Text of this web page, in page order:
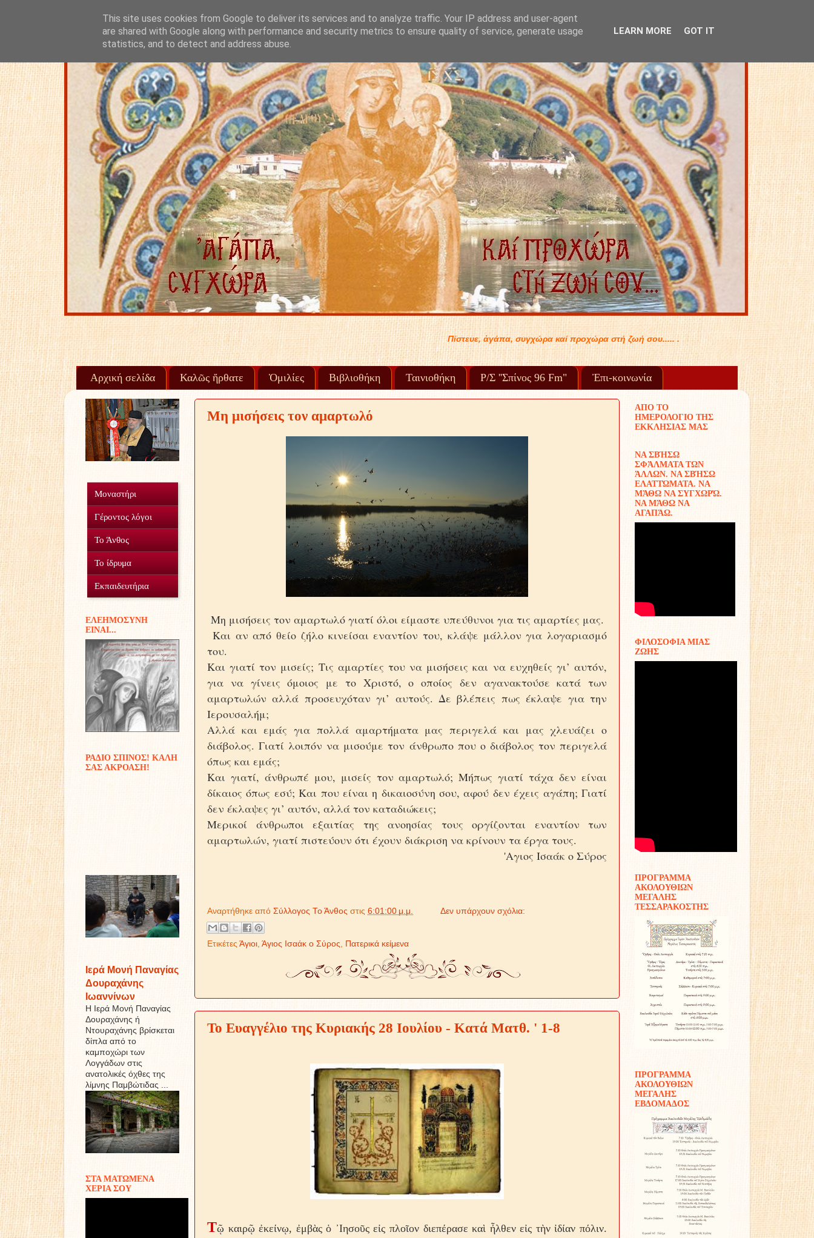
Πίστευε, ἀγάπα, συγχώρα καί προχώρα στή ζωή σου..... .
Αρχική σελίδα Καλῶς ἤρθατε Ὁμιλίες Βιβλιοθήκη Ταινιοθήκη Ρ/Σ ''Σπίνος 96 Fm" Ἐπι-κοινωνία
Μη μισήσεις τον αμαρτωλό
Μη μισήσεις τον αμαρτωλό γιατί όλοι είμαστε υπεύθυνοι για τις αμαρτίες μας.
Και αν από θείο ζήλο κινείσαι εναντίον του, κλάψε μάλλον για λογαριασμό
του.
Και γιατί τον μισείς; Τις αμαρτίες του να μισήσεις και να ευχηθείς γι’ αυτόν,
για να γίνεις όμοιος με το Χριστό, ο οποίος δεν αγανακτούσε κατά των
αμαρτωλών αλλά προσευχόταν γι’ αυτούς. Δε βλέπεις πως έκλαψε για την
Ιερουσαλήμ;
Αλλά και εμάς για πολλά αμαρτήματα μας περιγελά και μας χλευάζει ο
διάβολος. Γιατί λοιπόν να μισούμε τον άνθρωπο που ο διάβολος τον περιγελά
όπως και εμάς;
Και γιατί, άνθρωπέ μου, μισείς τον αμαρτωλό; Μήπως γιατί τάχα δεν είναι
δίκαιος όπως εσύ; Και που είναι η δικαιοσύνη σου, αφού δεν έχεις αγάπη; Γιατί
δεν έκλαψες γι’ αυτόν, αλλά τον καταδιώκεις;
Μερικοί άνθρωποι εξαιτίας της ανοησίας τους οργίζονται εναντίον των
αμαρτωλών, γιατί πιστεύουν ότι έχουν διάκριση να κρίνουν τα έργα τους.
'Αγιος Ισαάκ ο Σύρος
Αναρτήθηκε από Σύλλογος Το Άνθος στις 6:01:00 μ.μ. Δεν υπάρχουν σχόλια:
Ετικέτες Άγιοι Άγιος Ισαάκ ο Σύρος Πατερικά κείμενα
Το Ευαγγέλιο της Κυριακής 28 Ιουλίου - Κατά Ματθ. ' 1-8
Τῷ καιρῷ ἐκείνῳ, ἐμβὰς ὁ ᾿Ιησοῦς εἰς πλοῖον διεπέρασε καὶ ἦλθεν εἰς τὴν ἰδίαν πόλιν.
Μοναστήρι
Γέροντος λόγοι
Το Άνθος
Ο Σύλλογος
Εθελοντισμός
Το ίδρυμα
Οικοτροφείο
Διακονίες
Εκπαιδευτήρια
Δημοτικό Δουραχάνης
Παιδικές αναμνήσεις
EΛΕΗΜΟΣΥΝΗ
ΕIΝΑΙ...
ΡΑΔΙΟ ΣΠΙΝΟΣ! ΚΑΛΗ
ΣΑΣ ΑΚΡΟΑΣΗ!
Ιερά Μονή Παναγίας
Δουραχάνης
Ιωαννίνων
Η Ιερά Μονή Παναγίας
Δουραχάνης ή
Ντουραχάνης βρίσκεται
δίπλα από το
καμποχώρι των
Λογγάδων στις
ανατολικές όχθες της
λίμνης Παμβώτιδας ...
ΣΤΑ ΜΑΤΩΜΕΝΑ
ΧΕΡΙΑ ΣΟΥ
ΑΠΟ ΤΟ
ΗΜΕΡΟΛΟΓΙΟ ΤΗΣ
ΕΚΚΛΗΣΙΑΣ ΜΑΣ
ΝΑ ΣΒΉΣΩ
ΣΦΆΛΜΑΤΑ ΤΩΝ
ΆΛΛΩΝ. ΝΑ ΣΒΉΣΩ
ΕΛΑΤΤΏΜΑΤΑ. ΝΑ
ΜΆΘΩ ΝΑ ΣΥΓΧΩΡΏ.
ΝΑ ΜΆΘΩ ΝΑ
ΑΓΑΠΆΩ.
ΦΙΛΟΣΟΦΙΑ ΜΙΑΣ
ΖΩΗΣ
ΠΡΟΓΡΑΜΜΑ
ΑΚΟΛΟΥΘΙΩΝ
ΜΕΓΑΛΗΣ
ΤΕΣΣΑΡΑΚΟΣΤΗΣ
ΠΡΟΓΡΑΜΜΑ
ΑΚΟΛΟΥΘΙΩΝ
ΜΕΓΑΛΗΣ
ΕΒΔΟΜΑΔΟΣ
This site uses cookies from Google to deliver its services and to analyze traffic. Your IP address and user-agent
are shared with Google along with performance and security metrics to ensure quality of service, generate usage
statistics, and to detect and address abuse.
LEARN MORE GOT IT